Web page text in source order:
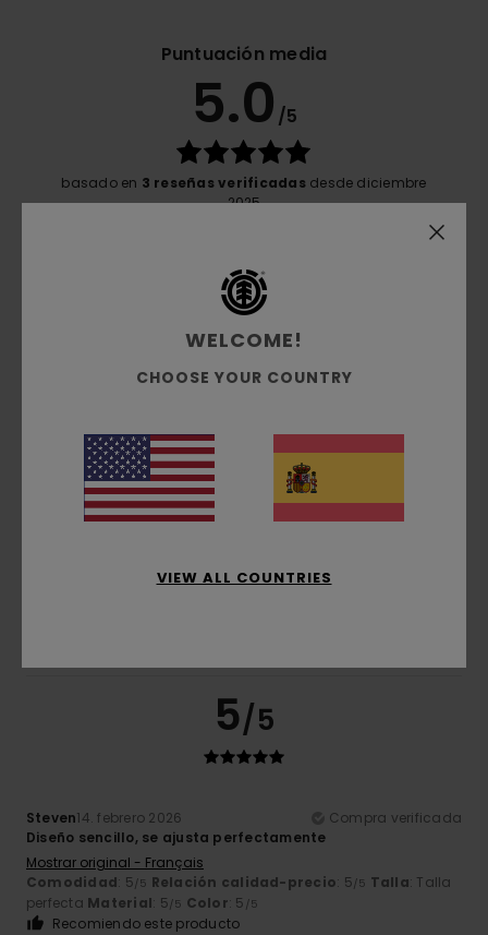
Puntuación media
5.0 /5
basado en 3 reseñas verificadas desde diciembre
2025
Comodidad
5.0
Relación calidad-precio
Talla
Demasiado pequeño
Demasiado grande
Material
5.0
Color
5/5
Steven14. febrero 2026
Compra verificada
Diseño sencillo, se ajusta perfectamente
Mostrar original - Français
Comodidad: 5/5 Relación calidad-precio: 5/5 Talla: Talla
perfecta Material: 5/5 Color: 5 /5
Recomiendo este producto
WELCOME!
CHOOSE YOUR COUNTRY
VIEW ALL COUNTRIES